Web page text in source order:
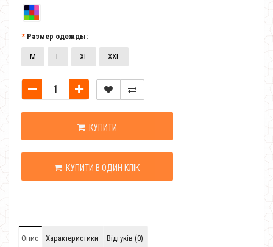
Размер одежды:
M L XL XXL
КУПИТИ
КУПИТИ В ОДИН КЛІК
Опис Характеристики Відгуків (0)